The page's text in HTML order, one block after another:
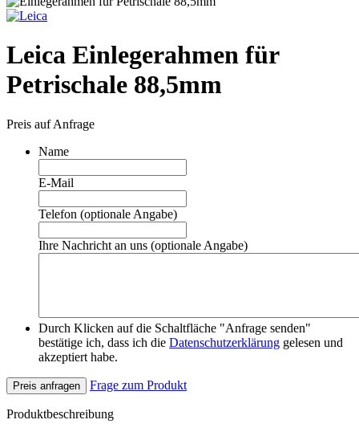
Leica Einlegerahmen für
Petrischale 88,5mm
Preis auf Anfrage
Name
E-Mail
Telefon (optionale Angabe)
Ihre Nachricht an uns (optionale Angabe)
Durch Klicken auf die Schaltfläche "Anfrage senden"
bestätige ich, dass ich die Datenschutzerklärung gelesen und
akzeptiert habe.
Preis anfragen Frage zum Produkt
Produktbeschreibung